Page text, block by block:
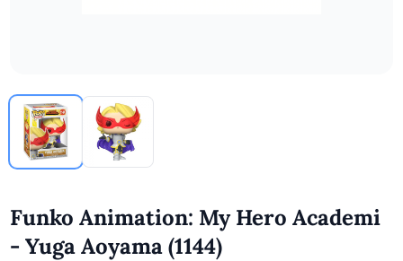
Funko Animation: My Hero Academi
- Yuga Aoyama (1144)